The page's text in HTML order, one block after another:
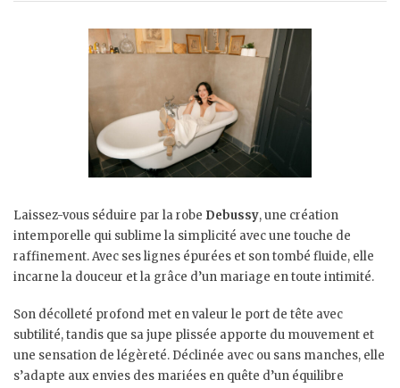
Laissez-vous séduire par la robe Debussy, une création
intemporelle qui sublime la simplicité avec une touche de
raffinement. Avec ses lignes épurées et son tombé fluide, elle
incarne la douceur et la grâce d’un mariage en toute intimité.
Son décolleté profond met en valeur le port de tête avec
subtilité, tandis que sa jupe plissée apporte du mouvement et
une sensation de légèreté. Déclinée avec ou sans manches, elle
s’adapte aux envies des mariées en quête d’un équilibre